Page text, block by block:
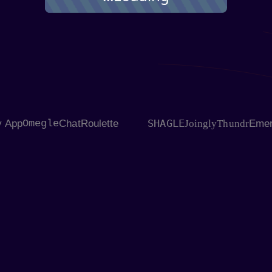
Thundr
Joingly
SHAGLE
ChatRoulette
Omegle
App